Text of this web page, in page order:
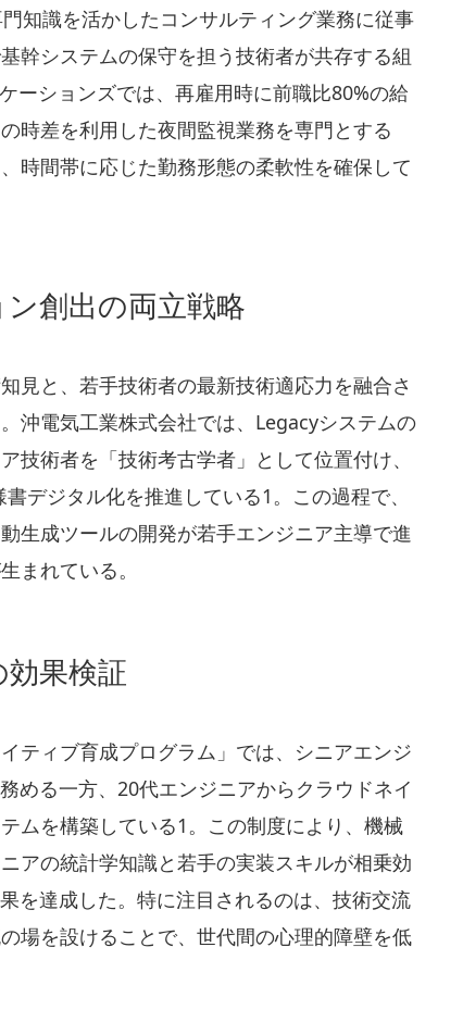
知識を活かしたコンサルティング業務に従事
幹システムの保守を担う技術者が共存する組
ーションズでは、再雇用時に前職比80%の給
時差を利用した夜間監視業務を専門とする
時間帯に応じた勤務形態の柔軟性を確保して
創出の両立戦略
見と、若手技術者の最新技術適応力を融合さ
沖電気工業株式会社では、Legacyシステムの
技術者を「技術考古学者」として位置付け、
デジタル化を推進している1。この過程で、
生成ツールの開発が若手エンジニア主導で進
まれている。
果検証
ティブ育成プログラム」では、シニアエンジ
める一方、20代エンジニアからクラウドネイ
ムを構築している1。この制度により、機械
アの統計学知識と若手の実装スキルが相乗効
を達成した。特に注目されるのは、技術交流
場を設けることで、世代間の心理的障壁を低